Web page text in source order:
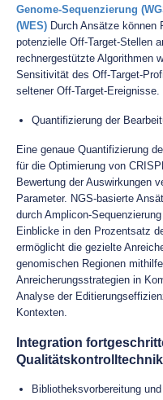
Genome-Sequenzierung
(WES) Durch Ansätze können
potenzielle Off-Target-Stellen
rechnergestützte Algorithmen
Sensitivität des Off-Target-
seltener Off-Target-Ereignisse.
Quantifizierung der
Eine genaue Quantifizierung
für die Optimierung von
Bewertung der Auswirkungen
Parameter. NGS-basierte
durch Amplicon-
Einblicke in den Prozentsatz
ermöglicht die gezielte
genomischen Regionen
Anreicherungsstrategien in
Analyse der
Kontexten.
Integration
Bibliotheksvorbereitung